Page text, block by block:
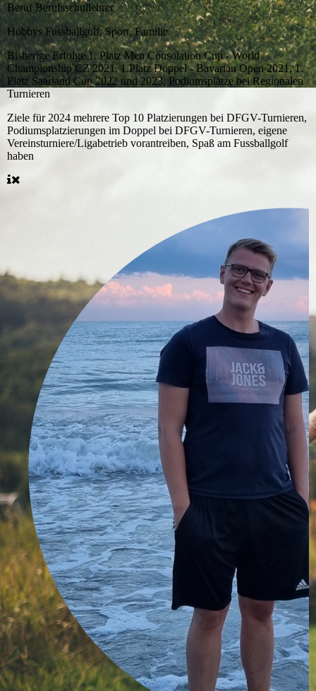
BerufBerufsschullehrer
Hobbys Fussballgolf, Sport, Familie
Bisherige Erfolge1. Platz Men Consolation Cup - World
Championship CZ 2021, 1.Platz Doppel - Bavarian Open 2021, 1.
Platz Saarland Cup 2022 und 2023, Podiumsplätze bei Regionalen
Turnieren
Ziele für 2024 mehrere Top 10 Platzierungen bei DFGV-Turnieren,
Podiumsplatzierungen im Doppel bei DFGV-Turnieren, eigene
Vereinsturniere/Ligabetrieb vorantreiben, Spaß am Fussballgolf
haben